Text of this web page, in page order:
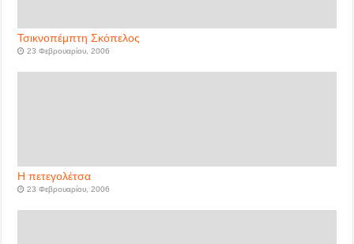
Τσικνοπέμπτη Σκόπελος
23 Φεβρουαρίου, 2006
Η πετεγολέτσα
23 Φεβρουαρίου, 2006